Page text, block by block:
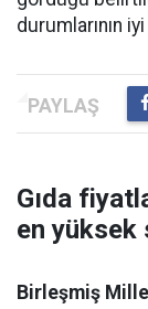
durumlarının
Gıda
en yüksek
Birleşmiş